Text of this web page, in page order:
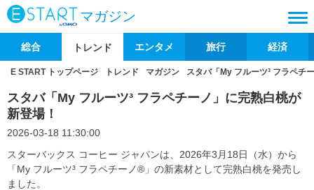
マガジン
総合 トレンド エンタメ 旅行 経済
E START トップページ トレンド マガジン スタバ「My フルーツ³ フラペチ
スタバ「My フルーツ³ フラペチーノ」に完熟白桃が
新登場！
2026-03-18 11:30:00
スターバックス コーヒー ジャパンは、2026年3月18日（水）から
「My フルーツ³ フラペチーノ®」の新素材として完熟白桃を発売し
ました。